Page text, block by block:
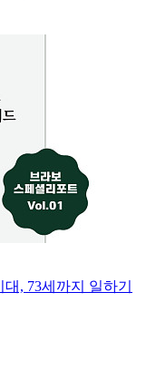
, 73세까지 일하기